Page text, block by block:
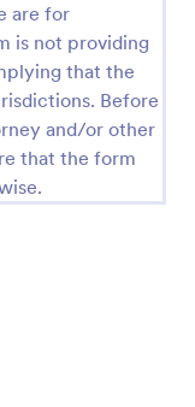
are for
is not providing
that the
Before
and/or other
that the form
takibi
takip
fazla
Tek
göre
takibi yapmak
yönetim
hatta stokta
ve
İş